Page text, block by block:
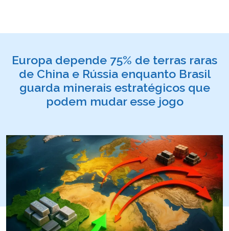
Europa depende 75% de terras raras
de China e Rússia enquanto Brasil
guarda minerais estratégicos que
podem mudar esse jogo